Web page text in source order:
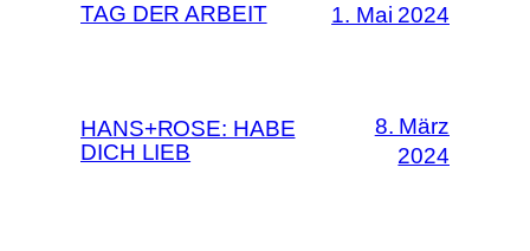
TAG DER ARBEIT 1. Mai 2024
HANS+ROSE: HABE
DICH LIEB
8. März
2024